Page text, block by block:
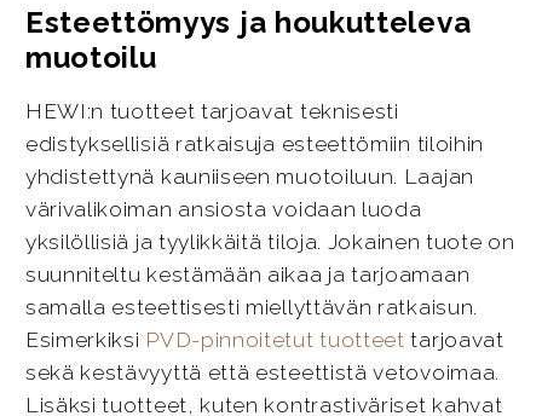
Esteettömyys ja houkutteleva
muotoilu
HEWI:n tuotteet tarjoavat teknisesti
edistyksellisiä ratkaisuja esteettömiin tiloihin
yhdistettynä kauniiseen muotoiluun. Laajan
värivalikoiman ansiosta voidaan luoda
yksilöllisiä ja tyylikkäitä tiloja. Jokainen tuote on
suunniteltu kestämään aikaa ja tarjoamaan
samalla esteettisesti miellyttävän ratkaisun.
Esimerkiksi PVD-pinnoitetut tuotteet tarjoavat
sekä kestävyyttä että esteettistä vetovoimaa.
Lisäksi tuotteet, kuten kontrastiväriset kahvat